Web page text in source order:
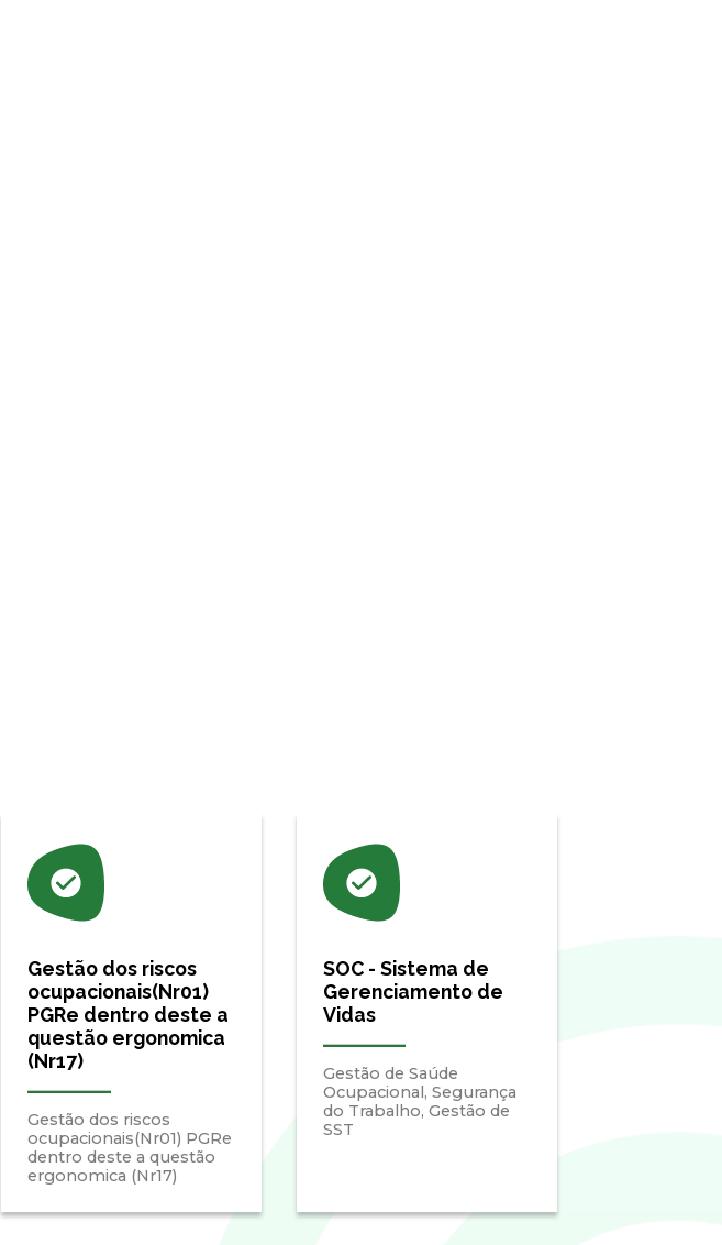
Gestão dos riscos
ocupacionais(Nr01)
PGRe dentro deste a
questão ergonomica
(Nr17)
Gestão dos riscos
ocupacionais(Nr01) PGRe
dentro deste a questão
ergonomica (Nr17)
SOC - Sistema de
Gerenciamento de
Vidas
Gestão de Saúde
Ocupacional, Segurança
do Trabalho, Gestão de
SST